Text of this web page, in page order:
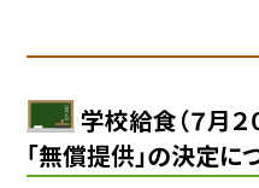
学校給食（７月
「無償提供」の決定に